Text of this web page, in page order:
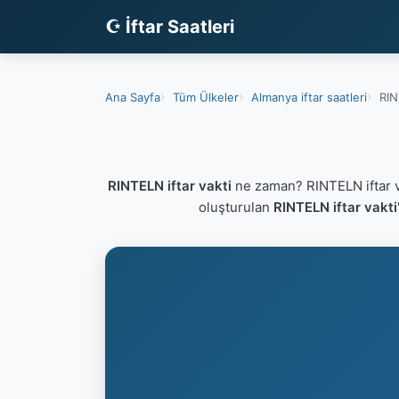
☪ İftar Saatleri
Ana Sayfa Tüm Ülkeler Almanya iftar saatleri
RINTELN iftar vakti ne zaman? RINTELN iftar
oluşturulan RINTELN iftar vakti